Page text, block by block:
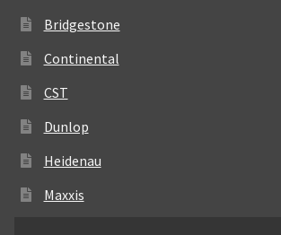
Bridgestone
Continental
CST
Dunlop
Heidenau
Maxxis